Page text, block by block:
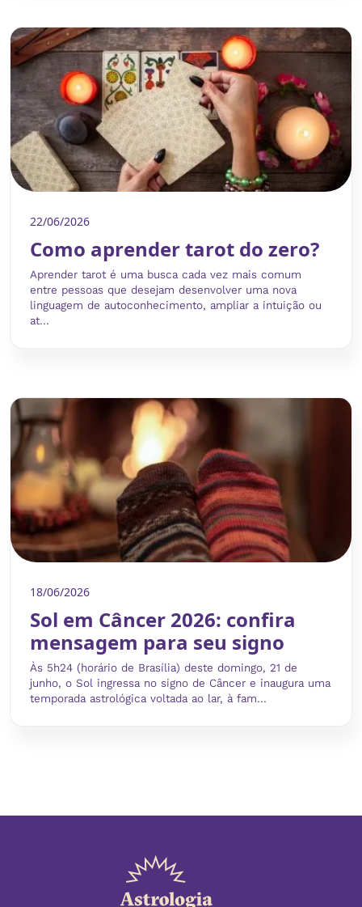
22/06/2026
Como aprender tarot do zero?
Aprender tarot é uma busca cada vez mais comum
entre pessoas que desejam desenvolver uma nova
linguagem de autoconhecimento, ampliar a intuição ou
at...
18/06/2026
Sol em Câncer 2026: confira
mensagem para seu signo
Às 5h24 (horário de Brasília) deste domingo, 21 de
junho, o Sol ingressa no signo de Câncer e inaugura uma
temporada astrológica voltada ao lar, à fam...